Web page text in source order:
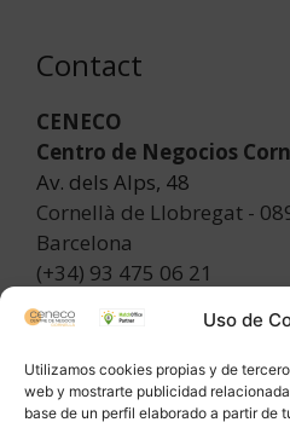
Uso de
Utilizamos cookies propias y de
web y mostrarte publicidad
base de un perfil elaborado a partir de
Contact
CENECO
Centro de Negocios
Av. dels Alps, 48
Cornellà de Llobregat -
Barcelona
(+34) 93 475 06 21
Politique de
Politique de